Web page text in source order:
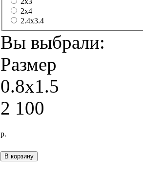
2x4
2.4x3.4
Вы выбрали:
Размер
0.8x1.5
2 100
р.